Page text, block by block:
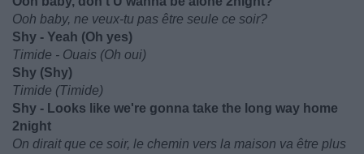
Ooh baby, ne veux-tu pas être seule ce soir?
Shy - Yeah (Oh yes)
Timide - Ouais (Oh oui)
Shy (Shy)
Timide (Timide)
Shy - Looks like we're gonna take the long way home
2night
On dirait que ce soir, le chemin vers la maison va être plus